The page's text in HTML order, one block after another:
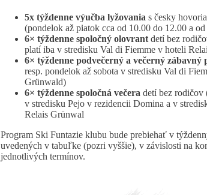
5x týždenne výučba lyžovania s česky
(pondelok až piatok cca od 10.00 do 12.00 a
6× týždenne spoločný olovrant detí bez
platí iba v stredisku Val di Fiemme v hoteli
6× týždenne podvečerný a večerný zábavný
resp. pondelok až sobota v stredisku Val di
Grünwald)
6× týždenne spoločná večera detí bez rodičov
v stredisku Pejo v rezidencii Domina a v
Relais Grünwal
Program Ski Funtazie klubu bude prebiehať v
uvedených v tabuľke (pozri vyššie), v závislosti na
jednotlivých termínov.